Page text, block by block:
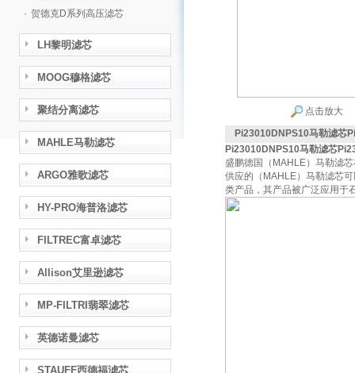
· 贺德克D系列高压滤芯
LH黎明滤芯
MOOG穆格滤芯
聚结分离滤芯
MAHLE马勒滤芯
ARGO雅歌滤芯
HY-PRO海普洛滤芯
FILTREC富卓滤芯
Allison艾里逊滤芯
MP-FILTRI翡翠滤芯
英德诺曼滤芯
STAUFF西德福滤芯
点击放大
Pi23010DNPS10马勒滤芯
Pi23010DNPS10马勒滤芯
盛鹏德国（MAHLE）马勒滤
供应的（MAHLE）马勒滤芯
类产品，其产品被广泛应用于